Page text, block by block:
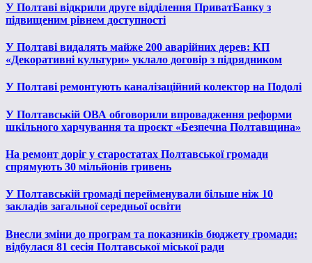
У Полтаві відкрили друге відділення ПриватБанку з
підвищеним рівнем доступності
У Полтаві видалять майже 200 аварійних дерев: КП
«Декоративні культури» уклало договір з підрядником
У Полтаві ремонтують каналізаційний колектор на Подолі
У Полтавській ОВА обговорили впровадження реформи
шкільного харчування та проєкт «Безпечна Полтавщина»
На ремонт доріг у старостатах Полтавської громади
спрямують 30 мільйонів гривень
У Полтавській громаді перейменували більше ніж 10
закладів загальної середньої освіти
Внесли зміни до програм та показників бюджету громади:
відбулася 81 сесія Полтавської міської ради